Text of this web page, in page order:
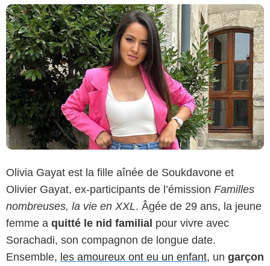
Olivia Gayat est la fille aînée de Soukdavone et
Olivier Gayat, ex-participants de l’émission Familles
nombreuses, la vie en XXL. Âgée de 29 ans, la jeune
femme a quitté le nid familial pour vivre avec
Sorachadi, son compagnon de longue date.
Ensemble, les amoureux ont eu un enfant, un garçon